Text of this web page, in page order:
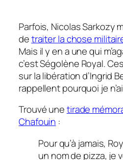
Parfois, Nicolas Sarkozy
detraiter la chose
Mais il y en a une qui
c’est Ségolène Royal. Ces
sur la libération d’Ingrid
rappellent pourquoi je
Trouvé unetirade
Chafouin :
Pour qu’à jamais,
un nom de pizza, je